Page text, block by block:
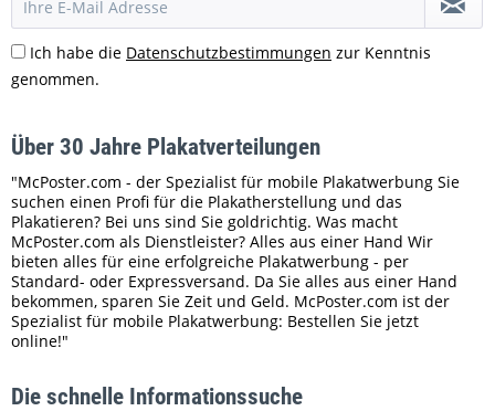
Ich habe die Datenschutzbestimmungen zur Kenntnis
genommen.
Über 30 Jahre Plakatverteilungen
"McPoster.com - der Spezialist für mobile Plakatwerbung Sie
suchen einen Profi für die Plakatherstellung und das
Plakatieren? Bei uns sind Sie goldrichtig. Was macht
McPoster.com als Dienstleister? Alles aus einer Hand Wir
bieten alles für eine erfolgreiche Plakatwerbung - per
Standard- oder Expressversand. Da Sie alles aus einer Hand
bekommen, sparen Sie Zeit und Geld. McPoster.com ist der
Spezialist für mobile Plakatwerbung: Bestellen Sie jetzt
online!"
Die schnelle Informationssuche